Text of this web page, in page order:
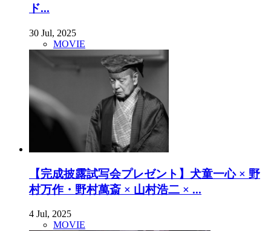
ド...
30 Jul, 2025
MOVIE
【完成披露試写会プレゼント】犬童一心 × 野
村万作・野村萬斎 × 山村浩二 × ...
4 Jul, 2025
MOVIE